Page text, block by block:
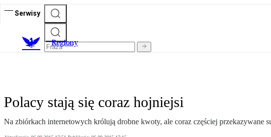
Serwisy
Regiony
Polacy stają się coraz hojniejsi
Na zbiórkach internetowych królują drobne kwoty, ale coraz częściej przekazywane